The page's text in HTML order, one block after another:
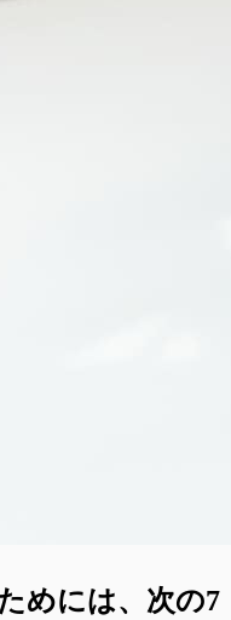
めには、次の7